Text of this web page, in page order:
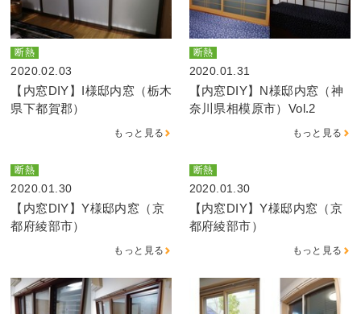
断熱
2020.02.03
【内窓DIY】I様邸内窓（栃木
県下都賀郡）
もっと見る
断熱
2020.01.31
【内窓DIY】N様邸内窓（神
奈川県相模原市）Vol.2
もっと見る
断熱
2020.01.30
【内窓DIY】Y様邸内窓（京
都府綾部市）
もっと見る
断熱
2020.01.30
【内窓DIY】Y様邸内窓（京
都府綾部市）
もっと見る